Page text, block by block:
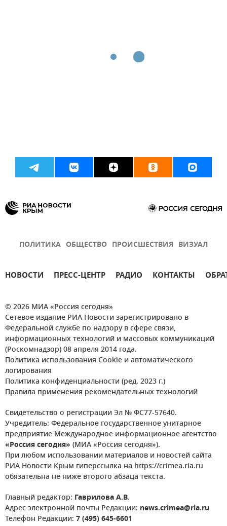
ПОЛИТИКА ОБЩЕСТВО ПРОИСШЕСТВИЯ ВИЗУАЛ
НОВОСТИ ПРЕСС-ЦЕНТР РАДИО КОНТАКТЫ
© 2026 МИА «Россия сегодня»
Сетевое издание РИА Новости зарегистрировано в
Федеральной службе по надзору в сфере связи,
информационных технологий и массовых коммуникаций
(Роскомнадзор) 08 апреля 2014 года.
Политика использования Cookie и автоматического
логирования
Политика конфиденциальности (ред. 2023 г.)
Правила применения рекомендательных технологий
Свидетельство о регистрации Эл № ФС77-57640.
Учредитель: Федеральное государственное унитарное
предприятие Международное информационное агентство
«Россия сегодня» (МИА «Россия сегодня»).
При любом использовании материалов и новостей сайта
РИА Новости Крым гиперссылка на https://crimea.ria.ru
обязательна не ниже второго абзаца текста.
Главный редактор: Гаврилова А.В.
Адрес электронной почты Редакции: news.crimea@ria.ru
Телефон Редакции: 7 (495) 645-6601